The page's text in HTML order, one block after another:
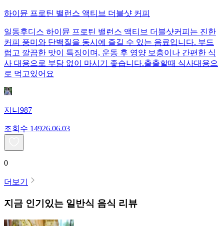
하이뮨 프로틴 밸런스 액티브 더블샷 커피
일동후디스 하이뮨 프로틴 밸런스 액티브 더블샷커피는 진한
커피 풍미와 단백질을 동시에 즐길 수 있는 음료입니다. 부드
럽고 깔끔한 맛이 특징이며, 운동 후 영양 보충이나 간편한 식
사 대용으로 부담 없이 마시기 좋습니다.출출할때 식사대용으
로 먹고있어요
지니987
조회수 14926.06.03
0
더보기
지금 인기있는 일반식 음식 리뷰